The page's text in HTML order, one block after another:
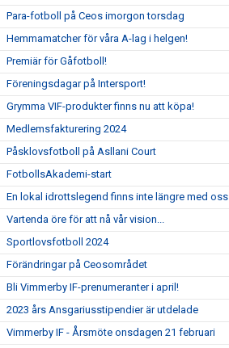
Para-fotboll på Ceos imorgon torsdag
Hemmamatcher för våra A-lag i helgen!
Premiär för Gåfotboll!
Föreningsdagar på Intersport!
Grymma VIF-produkter finns nu att köpa!
Medlemsfakturering 2024
Påsklovsfotboll på Asllani Court
FotbollsAkademi-start
En lokal idrottslegend finns inte längre med oss
Vartenda öre för att nå vår vision...
Sportlovsfotboll 2024
Förändringar på Ceosområdet
Bli Vimmerby IF-prenumeranter i april!
2023 års Ansgariusstipendier är utdelade
Vimmerby IF - Årsmöte onsdagen 21 februari